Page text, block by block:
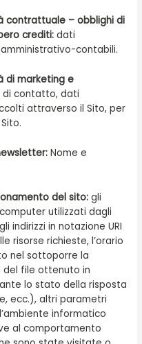
contrattuale – obblighi di
crediti:dati
contabili.
di marketing e
contatto, dati
attraverso il Sito, per
Nome e
del sito: gli
utilizzati dagli
indirizzi in notazione URI
risorse richieste, l’orario
nel sottoporre la
del file ottenuto in
lo stato della risposta
ecc.), altri parametri
informatico
al comportamento